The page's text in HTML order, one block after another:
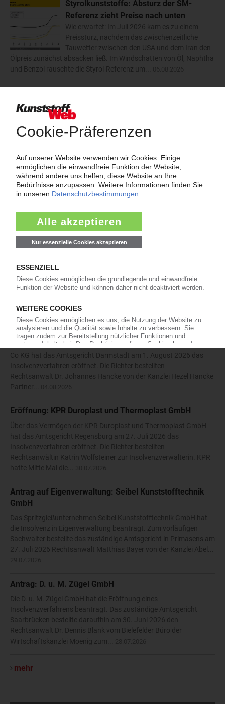
Styrolkunststoffe: Absturz der SM-
Referenz zieht Preise nach unten
Wie erwartet: Im Juli 2026 kam es zu einem
Preissturz, nachdem das zwischenzeitliche
Tauwetter zwischen den USA und dem Iran den
Ölpreis zunächst absacken ließ. Im Windschatten von Öl, Naphtha
und Benzol rauschte die Styrol-Referenz um...
Polystyrol, ABS und SAN
Der Kunststoffkonzern Trinseo hat im August
2026 dreistellige Aufschläge für
PS-HI will das Unternehmen die Preise um 170 EUR/t anheben.
ABS soll um 110 EUR/t teurer werden und SAN um...06.08.2026
mehr
Insolvenzen
Antrag: Karl Hess GmbH & Co KG
Antoniadis vom Solinger Büro der Kanzlei Anure zum
Eröffnung: Kronen-Plastikfolienerzeugnisse GmbH & Co
KG
Über das Vermögen der Kronen-Plastikfolienerzeugnisse GmbH &
Co KG hat das Amtsgericht Darmstadt am 1. August 2026 das
Insolvenzverfahren eröffnet. Die Richter bestellten
Rechtsanwalt Dr. Johannes Hancke von der Kanzlei Hezel Hancke
Partner...
Eröffnung: KPR Duroplast und Thermoplast GmbH
Über das Vermögen der KPR Duroplast und Thermoplast GmbH
hat das Amtsgericht Regensburg am 27. Juli 2026 das
Insolvenzverfahren eröffnet. Die Richter bestellten
Rechtsanwältin Katrin Wolfsteiner zur Insolvenzverwalterin. KPR
hatte Mitte Mai die...
Antrag auf Eigenverwaltung: Seibel Kunststofftechnik
GmbH
Das Spritzgießunternehmen Seibel Kunststofftechnik GmbH hat
die Insolvenz in Eigenverwaltung beantragt. Zum vorläufigen
Sachwalter bestellte das zuständige Amtsgericht in Primasens am
27. Juli 2026 Rechtsanwalt Matthias Bayer von der Kanzlei Abel...
Antrag: D. u. M. Zügel GmbH
Die D. u. M. Zügel GmbH hat die Eröffnung eines
Insolvenzverfahrens beantragt. Das zuständige Amtsgericht
Saarbrücken bestellte daraufhin am 30. Juni 2026 den
Rechtsanwalt Dr. Dennis Blank vom Bielefelder Büro der
Wirtschaftskanzlei Moenig zum...
mehr